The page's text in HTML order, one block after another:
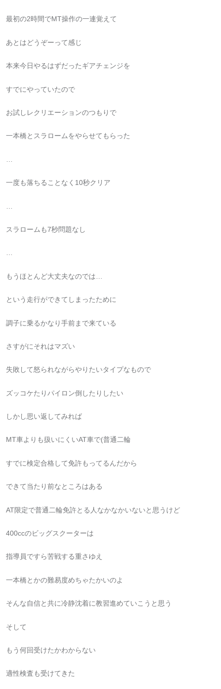
最初の2時間でMT操作の一連覚えて
あとはどうぞーって感じ
本来今日やるはずだったギアチェンジを
すでにやっていたので
お試しレクリエーションのつもりで
一本橋とスラロームをやらせてもらった
一度も落ちることなく10秒クリア
スラロームも7秒問題なし
…
もうほとんど大丈夫なのでは…
という走行ができてしまったために
調子に乗るかなり手前まで来ている
さすがにそれはマズい
失敗して怒られながらやりたいタイプなもので
ズッコケたりパイロン倒したりしたい
しかし思い返してみれば
MT車よりも扱いにくいAT車で(普通二輪
すでに検定合格して免許もってるんだから
できて当たり前なところはある
AT限定で普通二輪免許とる人なかなかいないと思うけど
400ccのビッグスクーターは
指導員ですら苦戦する重さゆえ
一本橋とかの難易度めちゃたかいのよ
そんな自信と共に冷静沈着に教習進めていこうと思う
そして
もう何回受けたかわからない
適性検査も受けてきた